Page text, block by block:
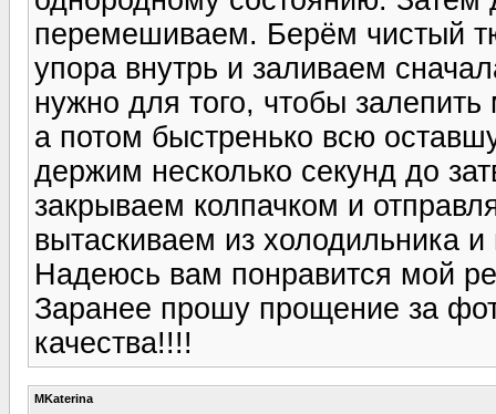
перемешиваем. Берём чистый
упора внутрь и заливаем
нужно для того, чтобы
а потом быстренько всю
держим несколько секунд до
закрываем колпачком и
вытаскиваем из холодильника
Надеюсь вам понравится мой
Заранее прошу прощение за
качества!!!!
MKaterina